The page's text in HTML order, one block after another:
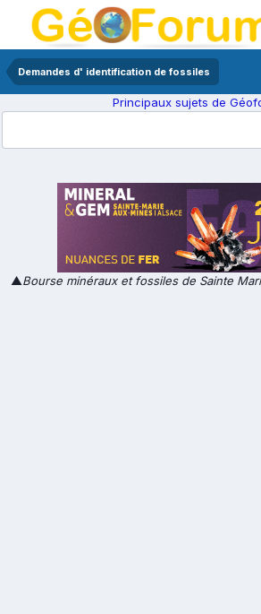
Demandes d' identification de fossiles
Principaux sujets de
▲Bourse minéraux et fossiles de Sainte